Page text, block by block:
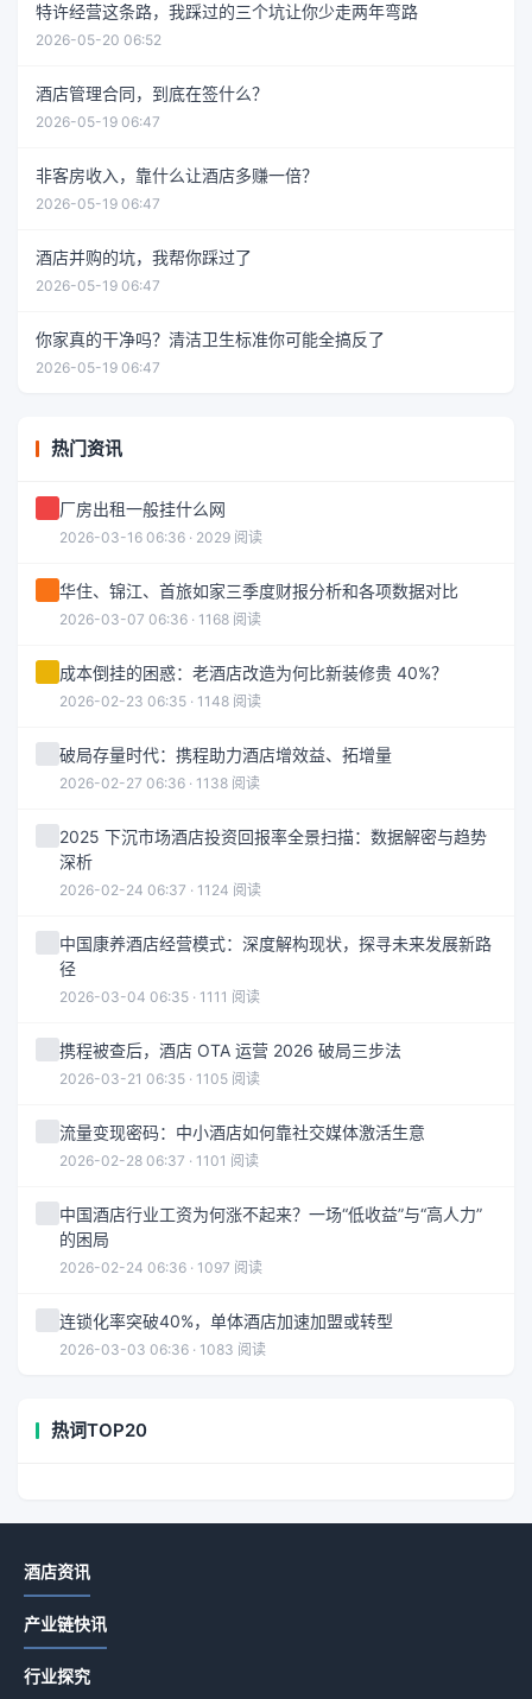
特许经营这条路，我踩过的三个坑让你少走两年弯路
2026-05-20 06:52
酒店管理合同，到底在签什么？
2026-05-19 06:47
非客房收入，靠什么让酒店多赚一倍？
2026-05-19 06:47
酒店并购的坑，我帮你踩过了
2026-05-19 06:47
你家真的干净吗？清洁卫生标准你可能全搞反了
2026-05-19 06:47
热门资讯
厂房出租一般挂什么网
2026-03-16 06:36 · 2029 阅读
华住、锦江、首旅如家三季度财报分析和各项数据对比
2026-03-07 06:36 · 1168 阅读
成本倒挂的困惑：老酒店改造为何比新装修贵 40%？
2026-02-23 06:35 · 1148 阅读
破局存量时代：携程助力酒店增效益、拓增量
2026-02-27 06:36 · 1138 阅读
2025 下沉市场酒店投资回报率全景扫描：数据解密与趋势
深析
2026-02-24 06:37 · 1124 阅读
中国康养酒店经营模式：深度解构现状，探寻未来发展新路
径
2026-03-04 06:35 · 1111 阅读
携程被查后，酒店 OTA 运营 2026 破局三步法
2026-03-21 06:35 · 1105 阅读
流量变现密码：中小酒店如何靠社交媒体激活生意
2026-02-28 06:37 · 1101 阅读
中国酒店行业工资为何涨不起来？一场“低收益”与“高人力”
的困局
2026-02-24 06:36 · 1097 阅读
连锁化率突破40%，单体酒店加速加盟或转型
2026-03-03 06:36 · 1083 阅读
热词TOP20
酒店资讯
产业链快讯
行业探究